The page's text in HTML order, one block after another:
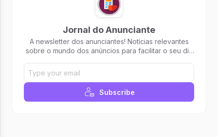
Jornal do Anunciante
A newsletter dos anunciantes! Notícias relevantes
sobre o mundo dos anúncios para facilitar o seu dia
Subscribe